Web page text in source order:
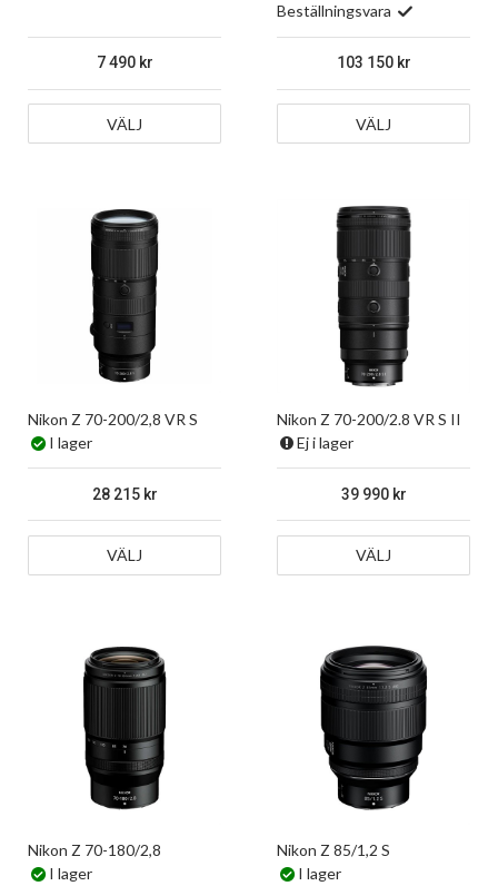
7 490
VÄLJ
Beställningsvara
103 150
VÄLJ
Nikon Z 70-200/2,8 VR S
I lager
28 215
VÄLJ
Nikon Z 70-200/2.8 VR S II
Ej i lager
39 990
VÄLJ
Nikon Z 70-180/2,8
I lager
Nikon Z 85/1,2 S
I lager